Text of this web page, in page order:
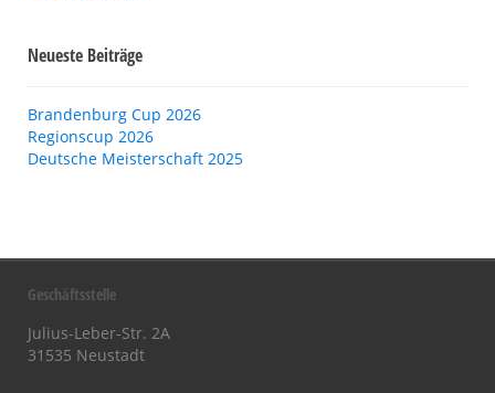
Neueste Beiträge
Brandenburg Cup 2026
Regionscup 2026
Deutsche Meisterschaft 2025
Geschäftsstelle
Julius-Leber-Str. 2A
31535 Neustadt